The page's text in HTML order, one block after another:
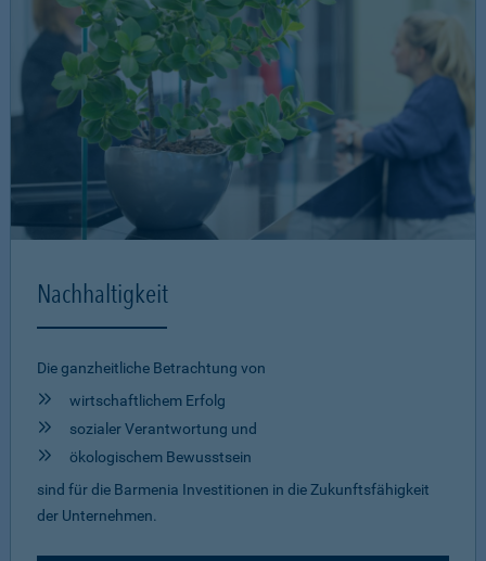
Nachhaltigkeit
Die ganzheitliche Betrachtung von
wirtschaftlichem Erfolg
sozialer Verantwortung und
ökologischem Bewusstsein
sind für die Barmenia Investitionen in die Zukunftsfähigkeit
der Unternehmen.